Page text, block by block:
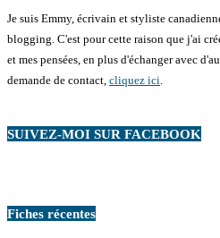
Je suis Emmy, écrivain et styliste
blogging. C'est pour cette raison que j'ai
et mes pensées, en plus d'échanger avec
demande de contact, cliquez ici.
SUIVEZ-MOI SUR FACEBOOK
Fiches récentes